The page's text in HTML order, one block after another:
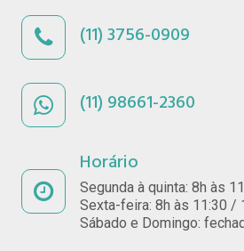
(11) 3756-0909
(11) 98661-2360
Horário
Segunda à quinta: 8h às
Sexta-feira: 8h às 11:30 /
Sábado e Domingo: